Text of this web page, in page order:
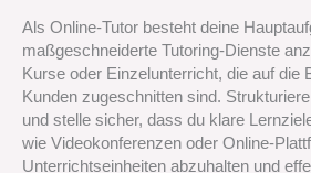
Als Online-Tutor besteht deine
maßgeschneiderte Tutoring-Dienste
Kurse oder Einzelunterricht, die auf die
Kunden zugeschnitten sind.
und stelle sicher, dass du klare
wie Videokonferenzen oder Online-
Unterrichtseinheiten abzuhalten und